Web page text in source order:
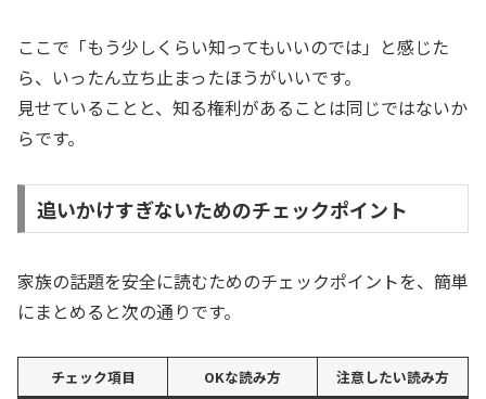
ここで「もう少しくらい知ってもいいのでは」と感じた
ら、いったん立ち止まったほうがいいです。
見せていることと、知る権利があることは同じではないか
らです。
追いかけすぎないためのチェックポイント
家族の話題を安全に読むためのチェックポイントを、簡単
にまとめると次の通りです。
チェック項目 OKな読み方 注意したい読み方